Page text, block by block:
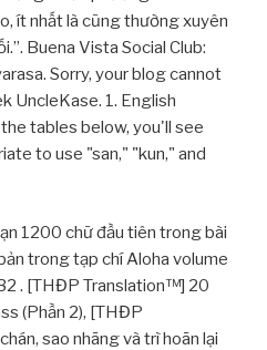
ít nhất là cũng thường xuyên
Buena Vista Social Club:
Sorry, your blog cannot
UncleKase. 1. English
tables below, you'll see
to use "san," "kun," and
1200 chữ đầu tiên trong bài
trong tạp chí Aloha volume
. [THĐP Translation™] 20
(Phần 2), [THĐP
sao nhãng và trì hoãn lại